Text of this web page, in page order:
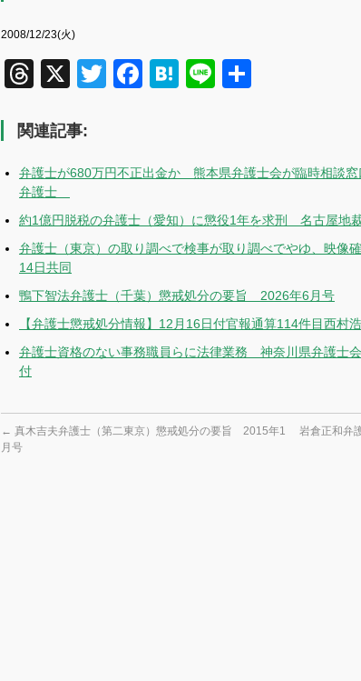
2008/12/23(火)
Threads
X TwitterFacebook
Hatena
Line
関連記事:
弁護士が680万円不正出金か 熊本県弁護士会が臨時相談
弁護士
約1億円脱税の弁護士（愛知）に懲役1年を求刑 名古屋地
弁護士（東京）の取り調べで検事が取り調べでやゆ、映
14日共同
鴨下智法弁護士（千葉）懲戒処分の要旨 2026年6月号
【弁護士懲戒処分情報】12月16日付官報通算114件目西村
弁護士資格のない事務職員らに法律業務 神奈川県弁護士
付
← 真木吉夫弁護士（第二東京）懲戒処分の要旨 2015年1
月号
岩倉正和弁